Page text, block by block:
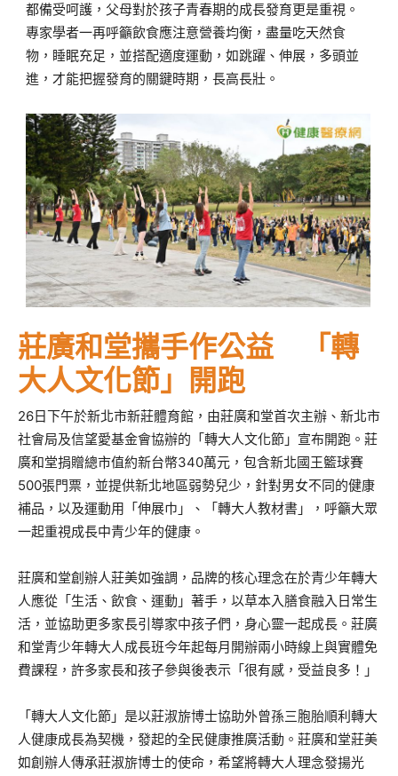
都備受呵護，父母對於孩子青春期的成長發育更是重視。
專家學者一再呼籲飲食應注意營養均衡，盡量吃天然食
物，睡眠充足，並搭配適度運動，如跳躍、伸展，多頭並
進，才能把握發育的關鍵時期，長高長壯。
莊廣和堂攜手作公益 「轉
大人文化節」開跑
26日下午於新北市新莊體育館，由莊廣和堂首次主辦、新北市
社會局及信望愛基金會協辦的「轉大人文化節」宣布開跑。莊
廣和堂捐贈總市值約新台幣340萬元，包含新北國王籃球賽
500張門票，並提供新北地區弱勢兒少，針對男女不同的健康
補品，以及運動用「伸展巾」、「轉大人教材書」，呼籲大眾
一起重視成長中青少年的健康。
莊廣和堂創辦人莊美如強調，品牌的核心理念在於青少年轉大
人應從「生活、飲食、運動」著手，以草本入膳食融入日常生
活，並協助更多家長引導家中孩子們，身心靈一起成長。莊廣
和堂青少年轉大人成長班今年起每月開辦兩小時線上與實體免
費課程，許多家長和孩子參與後表示「很有感，受益良多！」
「轉大人文化節」是以莊淑旂博士協助外曾孫三胞胎順利轉大
人健康成長為契機，發起的全民健康推廣活動。莊廣和堂莊美
如創辦人傳承莊淑旂博士的使命，希望將轉大人理念發揚光